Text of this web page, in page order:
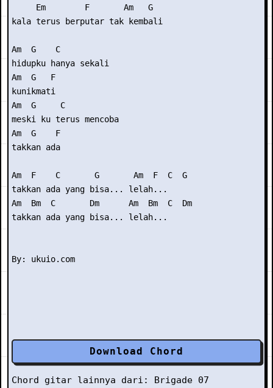
     Em        F       Am   G
kala terus berputar tak kembali
Am  G    C
hidupku hanya sekali
Am  G   F
kunikmati
Am  G     C
meski ku terus mencoba
Am  G    F
takkan ada
Am  F    C       G       Am  F  C  G
takkan ada yang bisa... lelah...
Am  Bm  C       Dm      Am  Bm  C  Dm
takkan ada yang bisa... lelah...
Download Chord
Chord gitar lainnya dari: Brigade 07